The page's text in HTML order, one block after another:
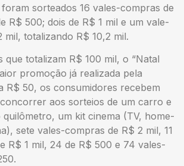
sorteados 16 vales-compras de
R$ 500; dois de R$ 1 mil e um vale-
mil, totalizando R$ 10,2 mil.
que totalizam R$ 100 mil, o “Natal
promoção já realizada pela
R$ 50, os consumidores recebem
aos sorteios de um carro e
um kit cinema (TV, home-
sete vales-compras de R$ 2 mil, 11
R$ 1 mil, 24 de R$ 500 e 74 vales-